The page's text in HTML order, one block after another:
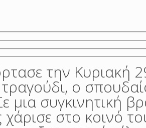
την Κυριακή
ο
μια συγκινητική
στο κοινό